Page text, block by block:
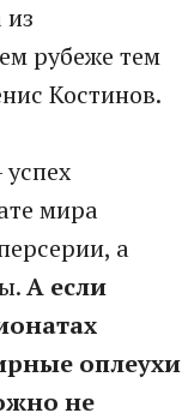
рубеже тем
Костинов.
мира
а
А если
оплеухи
не